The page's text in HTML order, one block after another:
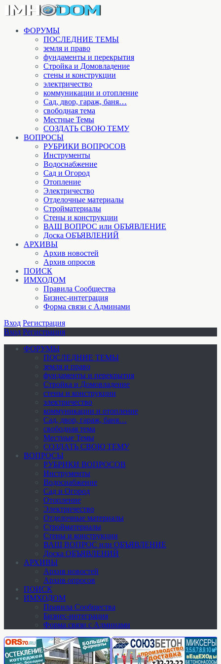
ФОРУМЫ
ПОСЛЕДНИЕ ТЕМЫ
земля и право
фундаменты и перекрытия
Стройка и Домовладение
стены и конструкции
электричество
коммуникации и отопление
Cад, двор, гараж, баня…
свободная тема
Местные Темы
СОЗДАТЬ СВОЮ ТЕМУ
ВОПРОСЫ
РУБРИКИ ВОПРОСОВ
Инструменты
Водоснабжение
Сад и Огород
Отопление
Электричество
Отделочные материалы
Стройматериалы
Стены и конструкции
ВАШ ВОПРОС или ОБЪЯВЛЕНИЕ
Доска ОБЪЯВЛЕНИЙ
АРХИВЫ
Архив новостей
Архив опросов
ПОИСК
ИМХОДОМ
Правила Сообщества
Бизнес-интеграция
Форма связи с Админами
Вход Регистрация
Вход Регистрация
ФОРУМЫ
ПОСЛЕДНИЕ ТЕМЫ
земля и право
фундаменты и перекрытия
Стройка и Домовладение
стены и конструкции
электричество
коммуникации и отопление
Cад, двор, гараж, баня…
свободная тема
Местные Темы
СОЗДАТЬ СВОЮ ТЕМУ
ВОПРОСЫ
РУБРИКИ ВОПРОСОВ
Инструменты
Водоснабжение
Сад и Огород
Отопление
Электричество
Отделочные материалы
Стройматериалы
Стены и конструкции
ВАШ ВОПРОС или ОБЪЯВЛЕНИЕ
Доска ОБЪЯВЛЕНИЙ
АРХИВЫ
Архив новостей
Архив опросов
ПОИСК
ИМХОДОМ
Правила Сообщества
Бизнес-интеграция
Форма связи с Админами